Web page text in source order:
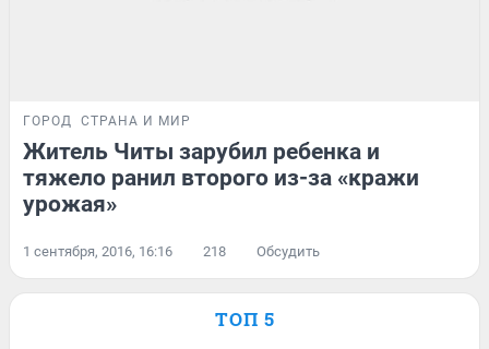
ГОРОД СТРАНА И МИР
Житель Читы зарубил ребенка и
тяжело ранил второго из-за «кражи
урожая»
1 сентября, 2016, 16:16 218 Обсудить
ТОП 5